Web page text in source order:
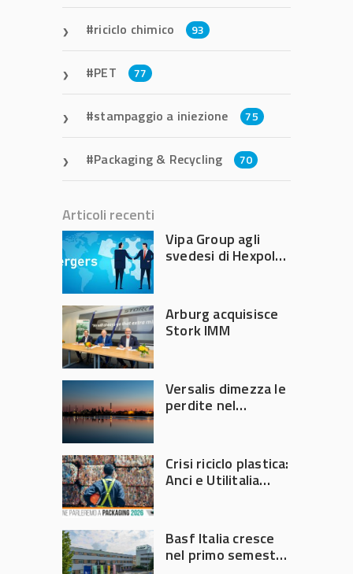
riciclo chimico 93
PET 77
stampaggio a iniezione 75
Packaging & Recycling 70
Articoli recenti
Vipa Group agli
svedesi di Hexpol
Arburg acquisisce
Stork IMM
Versalis dimezza le
perdite nel
Crisi riciclo plastica:
Anci e Utilitalia
Governo
Basf Italia cresce
nel primo semestre